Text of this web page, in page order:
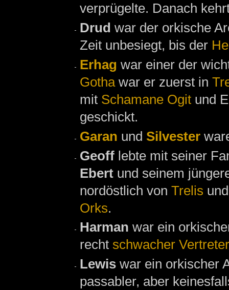
verprügelte. Danach
Drud war der orkische
Zeit unbesiegt, bis der
Erhag war einer der
Gothawar er zuerst in
mit Schamane Ogit und
geschickt.
Garan und Silvester
Geoff lebte mit seiner
Ebert und seinem
nordöstlich von Trelis
Orks.
Harman war ein
recht schwacher
Lewis war ein orkischer
passabler, aber